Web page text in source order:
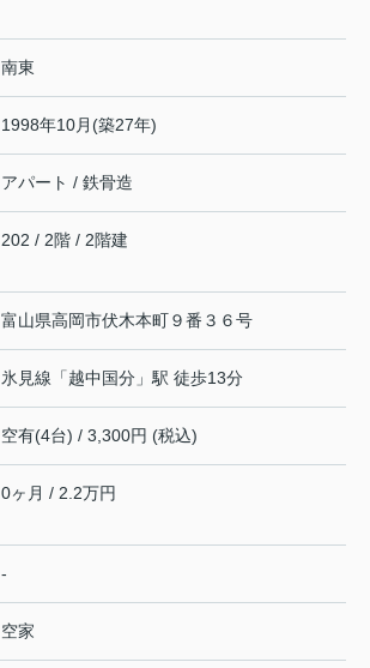
南東
1998年10月(築27年)
アパート / 鉄骨造
202 / 2階 / 2階建
富山県高岡市伏木本町９番３６号
氷見線 「越中国分 」駅 徒歩13分
空有(4台) / 3,300円 (税込)
0ヶ月 / 2.2万円
-
空家